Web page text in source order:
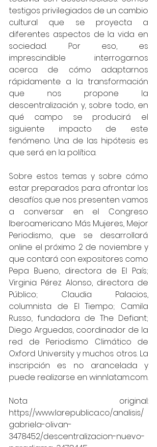
testigos privilegiados de un cambio
cultural que se proyecta a
diferentes aspectos de la vida en
sociedad. Por eso, es
imprescindible interrogarnos
acerca de cómo adaptarnos
rápidamente a la transformación
que nos propone la
descentralización y, sobre todo, en
qué campo se producirá el
siguiente impacto de este
fenómeno. Una de las hipótesis es
que será en la política.
Sobre estos temas y sobre cómo
estar preparados para afrontar los
desafíos que nos presenten vamos
a conversar en el Congreso
Iberoamericano Más Mujeres, Mejor
Periodismo, que se desarrollará
online el próximo 2 de noviembre y
que contará con expositores como
Pepa Bueno, directora de El País;
Virginia Pérez Alonso, directora de
Público; Claudia Palacios,
columnista de El Tiempo; Camila
Russo, fundadora de The Defiant;
Diego Arguedas, coordinador de la
red de Periodismo Climático de
Oxford University y muchos otros. La
inscripción es no arancelada y
puede realizarse en winnlatam.com.
Nota original:
https://www.larepublica.co/analisis/
gabriela-olivan-
3478452/descentralizacion-nuevo-